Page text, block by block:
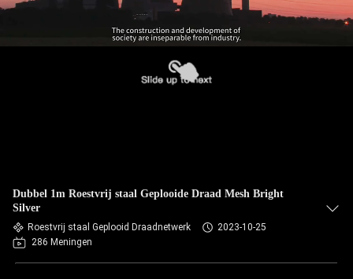
Dubbel 1m Roestvrij staal Geplooide Draad Mesh Bright
Silver
Roestvrij staal Geplooid Draadnetwerk
2023-10-25
286 Meningen